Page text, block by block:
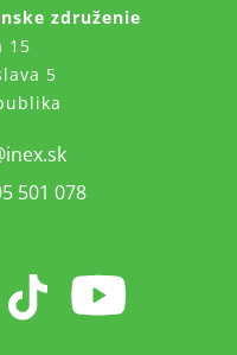
združenie
15
5
501 078